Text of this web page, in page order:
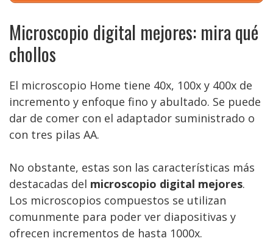
Microscopio digital mejores: mira qué
chollos
El microscopio Home tiene 40x, 100x y 400x de
incremento y enfoque fino y abultado. Se puede
dar de comer con el adaptador suministrado o
con tres pilas AA.
No obstante, estas son las características más
destacadas del microscopio digital mejores.
Los microscopios compuestos se utilizan
comunmente para poder ver diapositivas y
ofrecen incrementos de hasta 1000x.